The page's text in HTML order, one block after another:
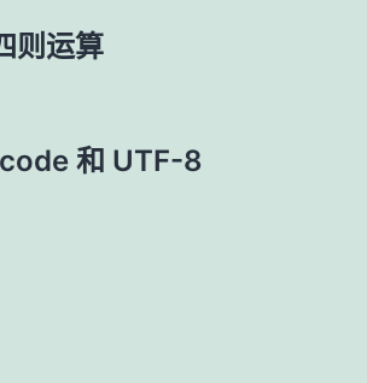
则运算
和 UTF-8